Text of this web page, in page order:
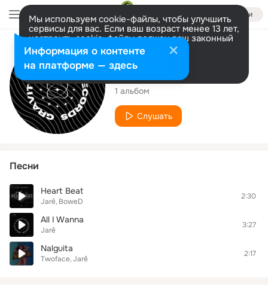
Войти
Мы используем cookie-файлы, чтобы улучшить
сервисы для вас. Если ваш возраст менее 13 лет,
настроить cookie-файлы должен ваш законный
представитель. Больше информации
Разрешить все Настроить
Исполнитель
Jarê
1 альбом
Слушать
Песни
Heart Beat
Jarê BoweD
2:30
All I Wanna
Jarê
3:27
Nalguita
Twoface Jarê
2:17
Информация о контенте
на платформе — здесь